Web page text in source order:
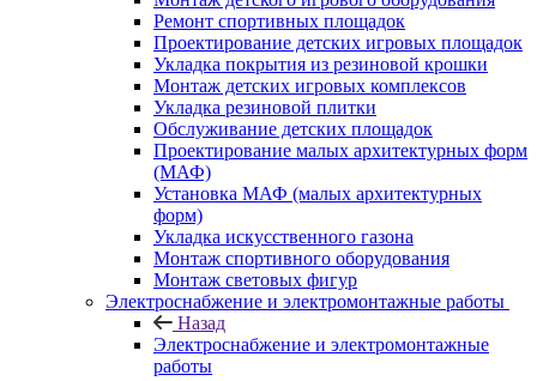
Ремонт спортивных площадок
Проектирование детских игровых площадок
Укладка покрытия из резиновой крошки
Монтаж детских игровых комплексов
Укладка резиновой плитки
Обслуживание детских площадок
Проектирование малых архитектурных форм
(МАФ)
Установка МАФ (малых архитектурных
форм)
Укладка искусственного газона
Монтаж спортивного оборудования
Монтаж световых фигур
Электроснабжение и электромонтажные работы
Назад
Электроснабжение и электромонтажные
работы